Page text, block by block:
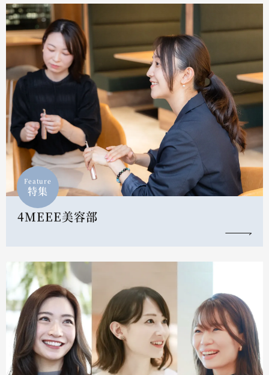
Feature
特集
4MEEE美容部